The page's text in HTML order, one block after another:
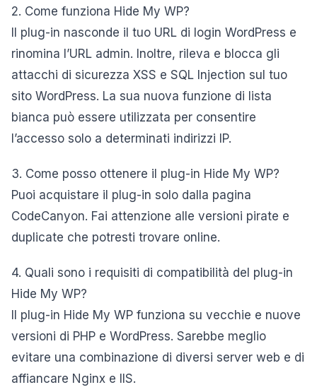
2. Come funziona Hide My WP?
Il plug-in nasconde il tuo URL di login WordPress e
rinomina l’URL admin. Inoltre, rileva e blocca gli
attacchi di sicurezza XSS e SQL Injection sul tuo
sito WordPress. La sua nuova funzione di lista
bianca può essere utilizzata per consentire
l’accesso solo a determinati indirizzi IP.
3. Come posso ottenere il plug-in Hide My WP?
Puoi acquistare il plug-in solo dalla pagina
CodeCanyon. Fai attenzione alle versioni pirate e
duplicate che potresti trovare online.
4. Quali sono i requisiti di compatibilità del plug-in
Hide My WP?
Il plug-in Hide My WP funziona su vecchie e nuove
versioni di PHP e WordPress. Sarebbe meglio
evitare una combinazione di diversi server web e di
affiancare Nginx e IIS.